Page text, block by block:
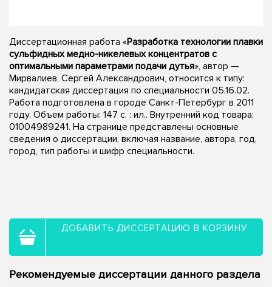
Диссертационная работа «Разработка технологии плавки
сульфидных медно-никелевых концентратов с
оптимальными параметрами подачи дутья», автор —
Мирвалиев, Сергей Александрович, относится к типу:
кандидатская диссертация по специальности 05.16.02.
Работа подготовлена в городе Санкт-Петербург в 2011
году. Объем работы: 147 с. : ил.. Внутренний код товара:
01004989241. На странице представлены основные
сведения о диссертации, включая название, автора, год,
город, тип работы и шифр специальности.
ДОБАВИТЬ ДИССЕРТАЦИЮ В КОРЗИНУ
Рекомендуемые диссертации данного раздела